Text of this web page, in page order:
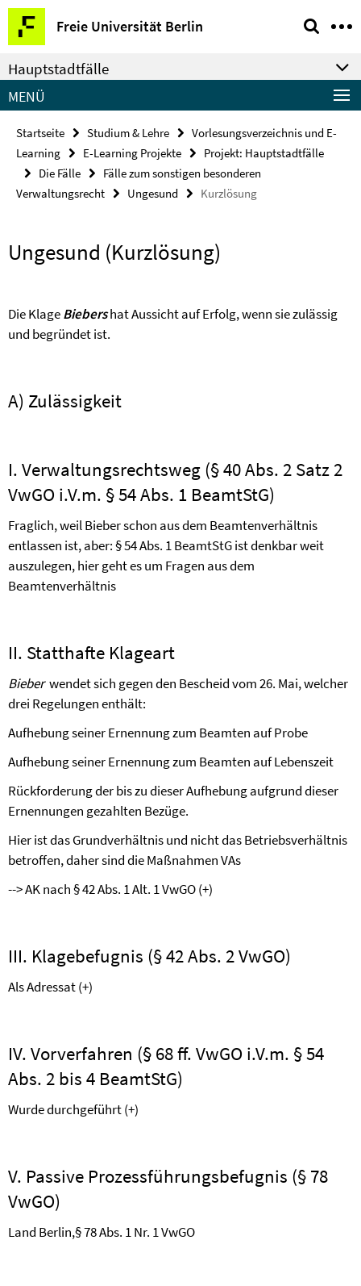
Springe
direkt
zu
Inhalt
Freie Universität Berlin
Service-
Navigation
Hauptstadtfälle
MENÜ
Startseite Studium & Lehre
Vorlesungsverzeichnis und E-
Learning
E-Learning Projekte
Projekt: Hauptstadtfälle
Die Fälle
Fälle zum sonstigen besonderen
Verwaltungsrecht
Ungesund Kurzlösung
Ungesund (Kurzlösung)
Die KlageBiebershat Aussicht auf Erfolg, wenn sie zulässig
und begründet ist.
A) Zulässigkeit
I. Verwaltungsrechtsweg (§ 40 Abs. 2 Satz 2
VwGO i.V.m. § 54 Abs. 1 BeamtStG)
Fraglich, weil Bieber schon aus dem Beamtenverhältnis
entlassen ist, aber:§ 54 Abs. 1 BeamtStG ist denkbar weit
auszulegen, hier geht es um Fragen aus dem
Beamtenverhältnis
II. Statthafte Klageart
Bieber wendet sich gegen den Bescheid vom 26. Mai, welcher
drei Regelungen enthält:
Aufhebung seiner Ernennung zum Beamten auf Probe
Aufhebung seiner Ernennung zum Beamten auf Lebenszeit
Rückforderung der bis zu dieser Aufhebung aufgrund dieser
Ernennungen gezahlten Bezüge.
Hier ist das Grundverhältnis und nicht das Betriebsverhältnis
betroffen, daher sind die Maßnahmen VAs
-->AK nach § 42 Abs. 1 Alt. 1 VwGO (+)
III. Klagebefugnis (§ 42 Abs. 2 VwGO)
Als Adressat (+)
IV. Vorverfahren (§ 68 ff. VwGO i.V.m. § 54
Abs. 2 bis 4 BeamtStG)
Wurde durchgeführt (+)
V. Passive Prozessführungsbefugnis (§ 78
VwGO)
Land Berlin,§ 78 Abs. 1 Nr. 1 VwGO